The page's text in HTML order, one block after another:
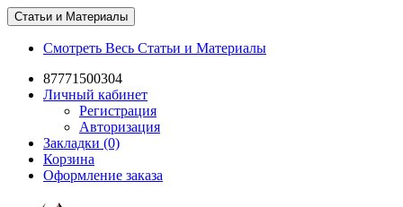
Статьи и Материалы
Смотреть Весь Статьи и Материалы
87771500304
Личный кабинет
Регистрация
Авторизация
Закладки (0)
Корзина
Оформление заказа